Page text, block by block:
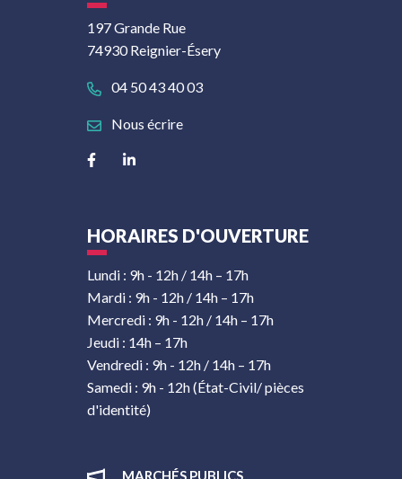
197 Grande Rue
74930 Reignier-Ésery
04 50 43 40 03
Nous écrire
Lien vers le compte Facebook
Lien vers le compte Linkedin
HORAIRES D'OUVERTURE
Lundi : 9h - 12h / 14h – 17h
Mardi : 9h - 12h / 14h – 17h
Mercredi : 9h - 12h / 14h – 17h
Jeudi : 14h – 17h
Vendredi : 9h - 12h / 14h – 17h
Samedi : 9h - 12h (État-Civil/ pièces
d'identité)
MARCHÉS PUBLICS